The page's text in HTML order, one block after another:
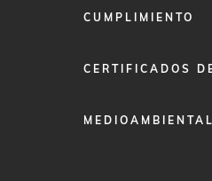
CUMPLIMIENTO
CERTIFICADOS
MEDIOAMBIENTAL